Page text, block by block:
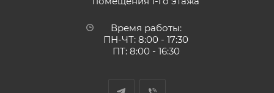
Время работы:
ПН-ЧТ: 8:00 - 17:30
ПТ: 8:00 - 16:30